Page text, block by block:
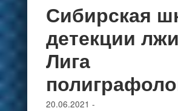
Сибирская
детекции лжи
Лига
20.06.2021 -